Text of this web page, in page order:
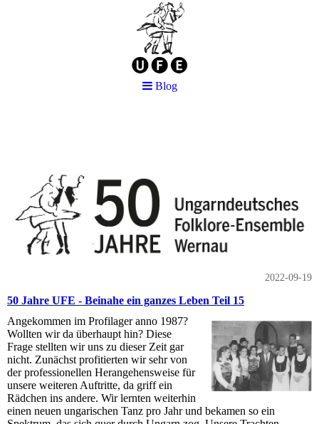
Blog
2022-09-19
50 Jahre UFE - Beinahe ein ganzes Leben Teil 15
Angekommen im Profilager anno 1987?
Wollten wir da überhaupt hin? Diese
Frage stellten wir uns zu dieser Zeit gar
nicht. Zunächst profitierten wir sehr von
der professionellen Herangehensweise für
unsere weiteren Auftritte, da griff ein
Rädchen ins andere. Wir lernten weiterhin
einen neuen ungarischen Tanz pro Jahr und bekamen so ein
Blog